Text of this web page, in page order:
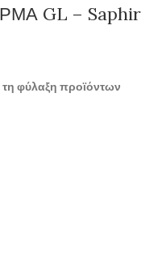
GL – Saphir
τη φύλαξη προϊόντων